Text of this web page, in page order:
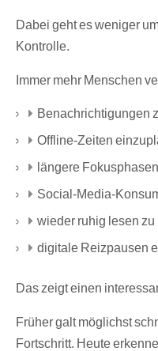
Dabei geht es weniger
Kontrolle.
Immer mehr Menschen
Benachrichtigungen
Offline-Zeiten
längere
Social-Media-
wieder ruhig lesen zu
digitale Reizpausen
Das zeigt einen
Früher galt möglichst
Fortschritt. Heute